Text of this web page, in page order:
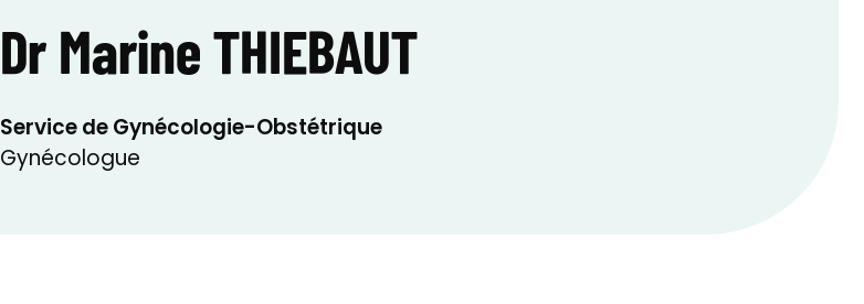
Dr Marine THIEBAUT
Service de Gynécologie-Obstétrique
Gynécologue